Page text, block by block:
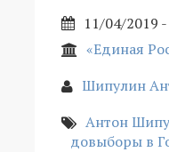
11/04/2019
«Единая
Шипулин
Антон
довыборы в